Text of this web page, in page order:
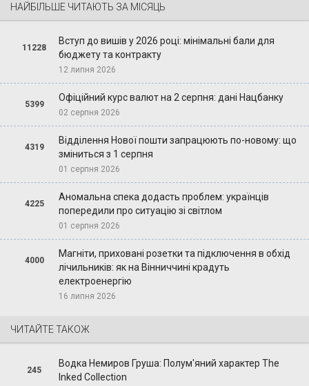
НАЙБІЛЬШЕ ЧИТАЮТЬ ЗА МІСЯЦЬ
11228
Вступ до вишів у 2026 році: мінімальні бали для
бюджету та контракту
12 липня 2026
5399
Офіційний курс валют на 2 серпня: дані Нацбанку
02 серпня 2026
4319
Відділення Нової пошти запрацюють по-новому: що
зміниться з 1 серпня
01 серпня 2026
4225
Аномальна спека додасть проблем: українців
попередили про ситуацію зі світлом
01 серпня 2026
4000
Магніти, приховані розетки та підключення в обхід
лічильників: як на Вінниччині крадуть
електроенергію
16 липня 2026
ЧИТАЙТЕ ТАКОЖ
245
Водка Немиров Груша: Полум'яний характер The
Inked Collection